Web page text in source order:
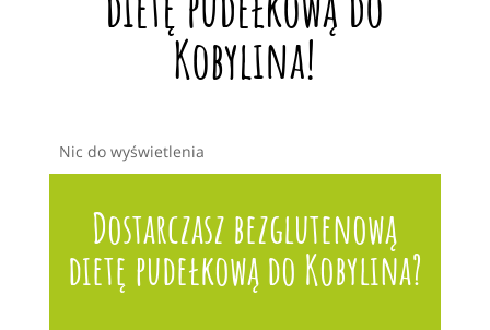
Kobylina!
Nic do wyświetlenia
Dostarczasz bezglutenową
dietę pudełkową do Kobylina?